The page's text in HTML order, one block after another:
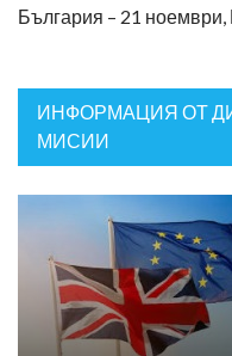
България – 21
ИНФОРМАЦИЯ ОТ
МИСИИ